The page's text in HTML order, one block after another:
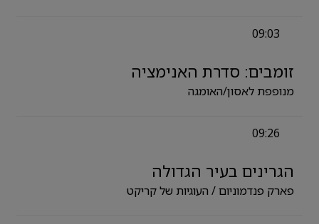
09:03
זומבים: סדרת האנימציה
מנופפת לאסון/האומגה
09:26
הגרינים בעיר הגדולה
פארק פנדמוניום / העוגיות של קריקט